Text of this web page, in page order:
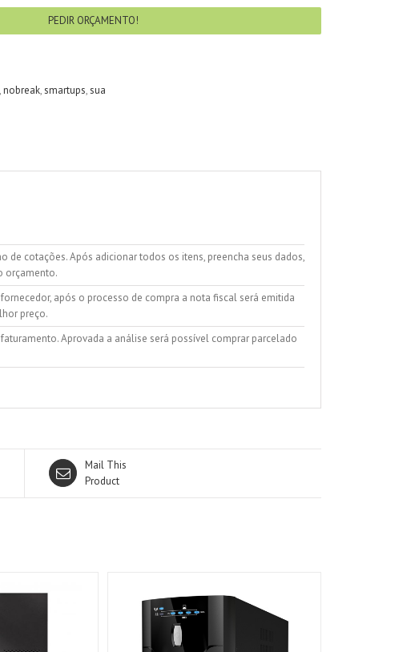
PEDIR ORÇAMENTO!
,nobreak,smartups,sua
de cotações. Após adicionar todos os itens, preencha seus dados,
orçamento.
após o processo de compra a nota fiscal será emitida
preço.
Aprovada a análise será possível comprar parcelado
Mail This
Product